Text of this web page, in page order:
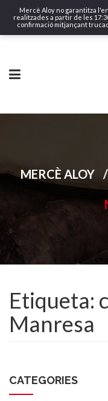
Mercè Aloy no garantitza
realitzades a partir de les
confirmació mitjançant
MERCÈ ALOY /
Etiqueta:
Manresa
CATEGORIES